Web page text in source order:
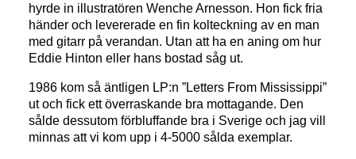
hyrde in illustratören Wenche Arnesson. Hon fick fria
händer och levererade en fin kolteckning av en man
med gitarr på verandan. Utan att ha en aning om hur
Eddie Hinton eller hans bostad såg ut.
1986 kom så äntligen LP:n ”Letters From Mississippi”
ut och fick ett överraskande bra mottagande. Den
sålde dessutom förbluffande bra i Sverige och jag vill
minnas att vi kom upp i 4-5000 sålda exemplar.